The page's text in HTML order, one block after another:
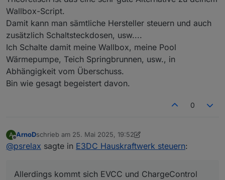
Wallbox-Script.
Damit kann man sämtliche Hersteller steuern und auch
zusätzlich Schaltsteckdosen, usw....
Ich Schalte damit meine Wallbox, meine Pool
Wärmepumpe, Teich Springbrunnen, usw., in
Abhängigkeit vom Überschuss.
Bin wie gesagt begeistert davon.
0
A
Offline
ArnoDschrieb am 25. Mai 2025, 19:52
zuletzt editiert von ArnoD
@psrelax sagte in E3DC Hauskraftwerk steuern:
Allerdings kommt sich EVCC und ChargeControl